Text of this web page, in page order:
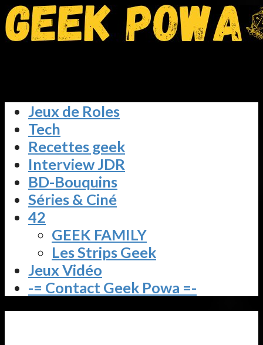
Jeux de Roles
Tech
Recettes geek
Interview JDR
BD-Bouquins
Séries & Ciné
42
GEEK FAMILY
Les Strips Geek
Jeux Vidéo
-= Contact Geek Powa =-